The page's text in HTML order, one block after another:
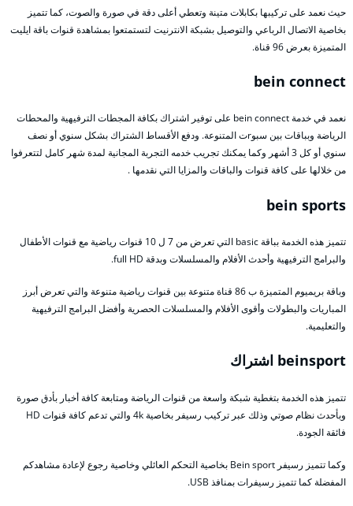
حيث نعمد على تركيبها بكابلات متينة وتعطي أعلى دقة في صورة والصوت، كما تتميز
بخاصية الاتصال الرباعي والتوصيل بشبكة الانترنيت لتستمتعوا بمشاهدة قنوات باقة ايليت
المتميزة بعرض 96 قناة.
bein connect
نعمد في خدمة bein connect على توفير اشتراك بكافة المجطات الترفيهية والمحطات
الرياضة وبباقات بين سبوrت المتنوعة. ودفع الأقساط الشتراك بشكل سنوي أو نصف
سنوي أو كل 3 أشهر وكما يمكنك تجريب خدمه التجربة المجانية لمدة شهر كامل لتتعرفوا
من خلالها على كافة قنوات والباقات والمزايا التي نقدمها .
bein sports
تتميز هذه الخدمة بباقة basic التي تعرض من 7 ل 10 قنوات رياضية مع قنوات الأطفال
والبرامج الترفيهية وأحدث الأفلام والمسلسلات وبدقة full HD.
وباقة بريميوم المتميزة ب 86 قناة متنوعة بين قنوات رياضية متنوعة والتي تعرض أبرز
المباريات والبطولات وأقوى الأفلام والمسلسلات الحصرية وأفضل البرامج الترفيهية
والتعليمية.
beinsport اشتراك
تتميز هذه الخدمة بتغطية شبكة واسعة من قنوات الرياضة ومتابعة كافة أخبار بأدق صورة
وبأحدث نظام صوتي وذلك عبر تركيب رسيفر بخاصية 4k والتي تدعم كافة قنوات HD
فائقة الجودة.
وكما تتميز رسيفر Bein sport بخاصية التحكم العائلي وخاصية رجوع لإعادة مشاهدكم
المفضلة كما تتميز رسيفرات بمنافذ USB.